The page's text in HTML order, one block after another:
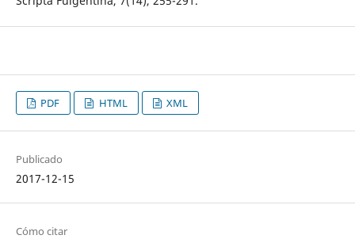
PDF HTML XML
Publicado
2017-12-15
Cómo citar